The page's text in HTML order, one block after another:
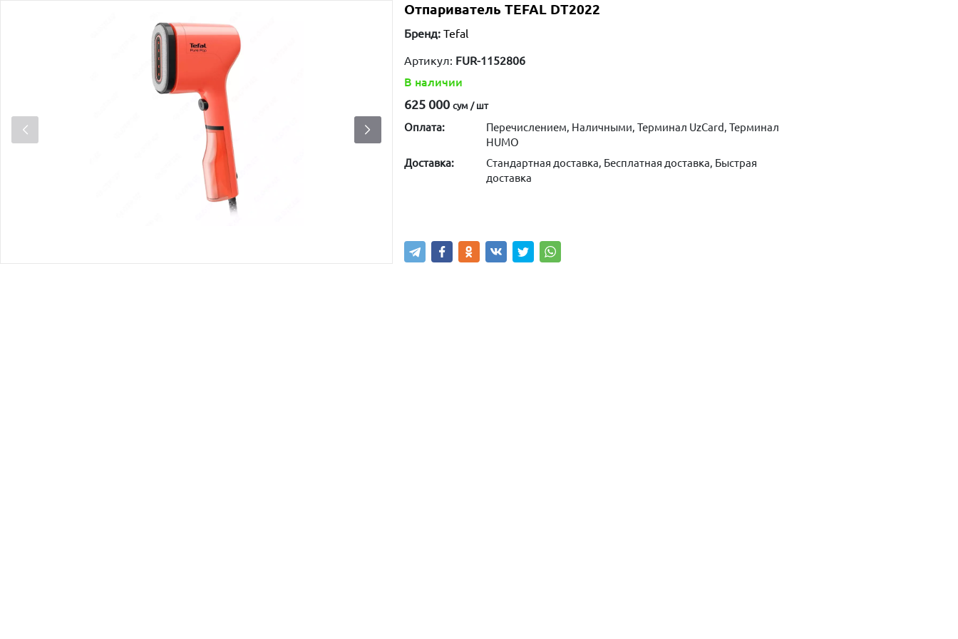
Отпариватель TEFAL DT2022
Бренд: Tefal
Артикул: FUR-1152806
В наличии
625 000 сум / шт
Оплата:
Перечислением, Наличными, Терминал UzCard, Терминал
HUMO
Доставка:
Стандартная доставка, Бесплатная доставка, Быстрая
доставка